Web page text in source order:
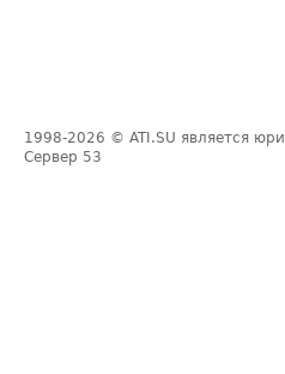
1998-2026 © ATI.SU является
Сервер 53